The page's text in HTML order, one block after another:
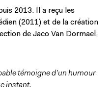
2013. Il a reçu les
(2011) et de la création
de Jaco Van Dormael,
témoigne d’un humour
instant.